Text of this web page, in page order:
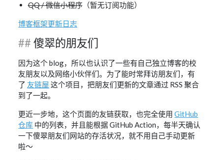
QQ / 微信小程序（暂无订阅功能）
博客框架更新日志
傻翠的朋友们
因为这个 blog，所以也认识了一些有自己独立博客的校
友朋友以及网络小伙伴们。为了能时常拜访朋友们，有
了 友链屋 这个项目，把朋友们更新的文章通过 RSS 聚合
到了一起。
更近一步地，这个页面的友链获取，也完全使用GitHub
仓库 中的列表，并且能根据 GitHub Action，每半天确认
一下傻翠朋友们网站的存活状况，就不用自己手动更新
啦～